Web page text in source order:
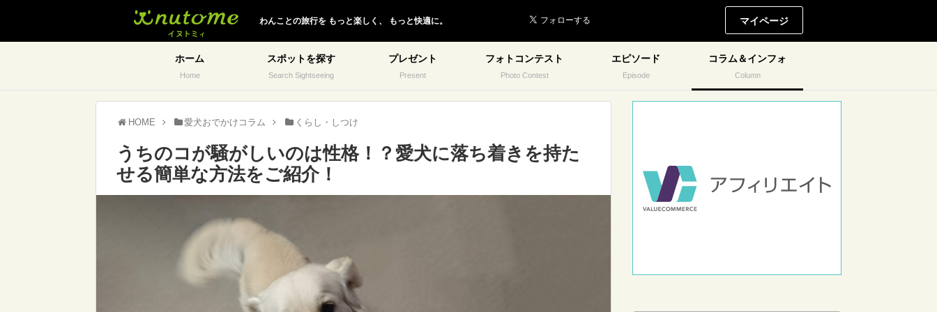
わんことの旅行を もっと楽しく、 もっと快適に。 マイページ
ホーム
Home
スポットを探す
Search Sightseeing
プレゼント
Present
フォトコンテスト
Photo Contest
エピソード
Episode
コラム＆インフォ
Column
HOME 愛犬おでかけコラム くらし・しつけ
うちのコが騒がしいのは性格！？愛犬に落ち着きを持た
せる簡単な方法をご紹介！